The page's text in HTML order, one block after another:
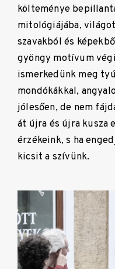
költeménye
mitológiájába,
szavakból és
gyöngy motívum
ismerkedünk meg
mondókákkal,
jólesően, de nem
át újra és újra kusza
érzékeink, s ha
kicsit a szívünk.